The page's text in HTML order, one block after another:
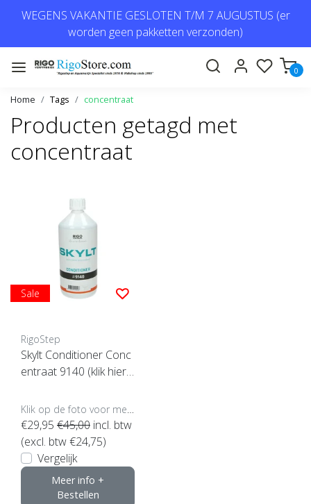
WEGENS VAKANTIE GESLOTEN T/M 7 AUGUSTUS (er
worden geen pakketten verzonden)
0
Home Tags concentraat
Producten getagd met
concentraat
Sale
RigoStep
Skylt Conditioner Conc
entraat 9140 (klik hier v
€29,95 €45,00 incl. btw
(excl. btw €24,75)
Vergelijk
Meer info +
Bestellen